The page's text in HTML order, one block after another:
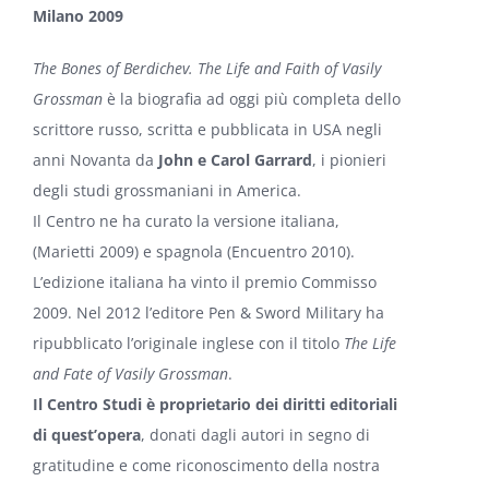
Milano 2009
The Bones of Berdichev. The Life and Faith of Vasily
Grossman è la biografia ad oggi più completa dello
scrittore russo, scritta e pubblicata in USA negli
anni Novanta da John e Carol Garrard, i pionieri
degli studi grossmaniani in America.
Il Centro ne ha curato la versione italiana,
(Marietti 2009) e spagnola (Encuentro 2010).
L’edizione italiana ha vinto il premio Commisso
2009. Nel 2012 l’editore Pen & Sword Military ha
ripubblicato l’originale inglese con il titolo The Life
and Fate of Vasily Grossman.
Il Centro Studi è proprietario dei diritti editoriali
di quest’opera, donati dagli autori in segno di
gratitudine e come riconoscimento della nostra